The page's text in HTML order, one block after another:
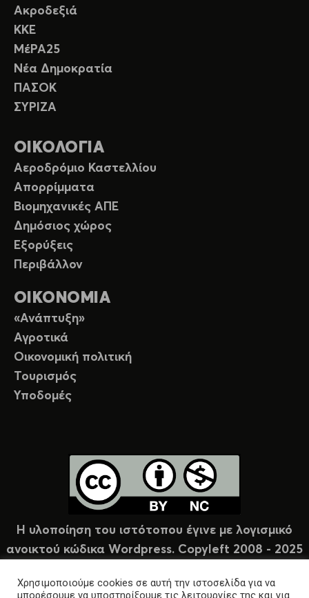
Ακροδεξιά
ΚΚΕ
ΜέΡΑ25
Νέα Δημοκρατία
ΠΑΣΟΚ
ΣΥΡΙΖΑ
ΟΙΚΟΛΟΓΙΑ
Αεροδρόμιο Καστελλίου
Απορρίμματα
Βιομηχανικές ΑΠΕ
Δημόσιος χώρος
Εξορύξεις
Περιβάλλον
ΟΙΚΟΝΟΜΙΑ
«Ανάπτυξη»
Αγροτικά
Οικονομική πολιτική
Τουρισμός
Υποδομές
Η υλοποίηση του ιστότοπου έγινε με λογισμικό
ανοικτού κώδικα Wordpress. Copyleft 2008 - 2025
Χρησιμοποιούμε cookies σε αυτή την ιστοσελίδα για να
μπορέσουμε να υποστηρίξουμε τις λειτουργίες της και για